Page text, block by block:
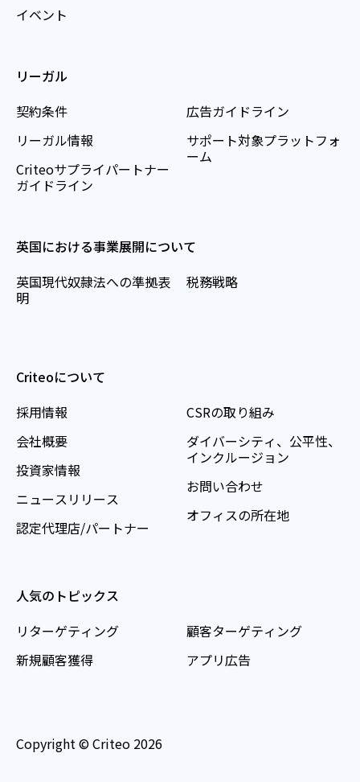
イベント
リーガル
契約条件
リーガル情報
Criteoサプライパートナー
ガイドライン
広告ガイドライン
サポート対象プラットフォ
ーム
英国における事業展開について
英国現代奴隷法への準拠表
明
税務戦略
Criteoについて
採用情報
会社概要
投資家情報
ニュースリリース
認定代理店/パートナー
CSRの取り組み
ダイバーシティ、公平性、
インクルージョン
お問い合わせ
オフィスの所在地
人気のトピックス
リターゲティング
新規顧客獲得
顧客ターゲティング
アプリ広告
Copyright © Criteo 2026